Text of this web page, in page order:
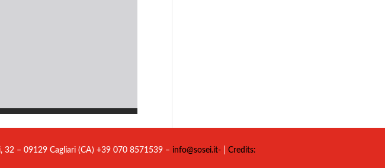
32 – 09129 Cagliari (CA) +39 070 8571539 – info@sosei.it-
Credits: